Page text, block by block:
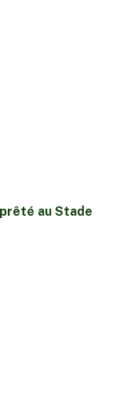
au Stade